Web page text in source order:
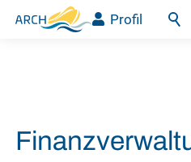
Profil